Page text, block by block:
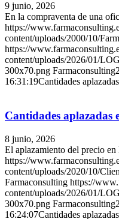
9 junio, 2026
En la compraventa de una
https://
content/uploads/2000/10/
https://
content/uploads/2026/01/
300x70.png Farmaconsulting
16:31:19Cantidades
Cantidades
8 junio, 2026
El aplazamiento del precio
https://
content/uploads/2020/10/
Farmaconsulting https://
content/uploads/2026/01/
300x70.png Farmaconsulting
16:24:07Cantidades